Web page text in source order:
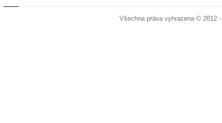
Všechna práva vyhrazena © 2012